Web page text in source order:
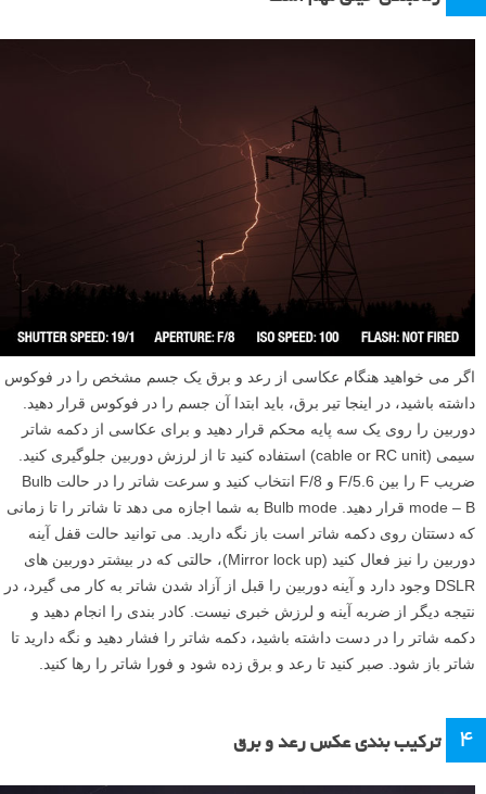
اگر می خواهید هنگام عکاسی از رعد و برق یک جسم مشخص را در فوکوس
داشته باشید، در اینجا تیر برق، باید ابتدا آن جسم را در فوکوس قرار دهید.
دوربین را روی یک سه پایه محکم قرار دهید و برای عکاسی از دکمه شاتر
سیمی (cable or RC unit) استفاده کنید تا از لرزش دوربین جلوگیری کنید.
ضریب F را بین F/5.6 و F/8 انتخاب کنید و سرعت شاتر را در حالت Bulb
mode – B قرار دهید. Bulb mode به شما اجازه می دهد تا شاتر را تا زمانی
که دستتان روی دکمه شاتر است باز نگه دارید. می توانید حالت قفل آینه
دوربین را نیز فعال کنید (Mirror lock up)، حالتی که در بیشتر دوربین های
DSLR وجود دارد و آینه دوربین را قبل از آزاد شدن شاتر به کار می گیرد، در
نتیجه دیگر از ضربه آینه و لرزش خبری نیست. کادر بندی را انجام دهید و
دکمه شاتر را در دست داشته باشید، دکمه شاتر را فشار دهید و نگه دارید تا
شاتر باز شود. صبر کنید تا رعد و برق زده شود و فورا شاتر را رها کنید.
۴ ترکیب بندی عکس رعد و برق